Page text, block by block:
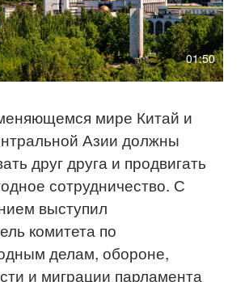
01:50
мире Китай и
Азии должны
друг друга и продвигать
сотрудничество. С
выступил
комитета по
делам, обороне,
и миграции парламента